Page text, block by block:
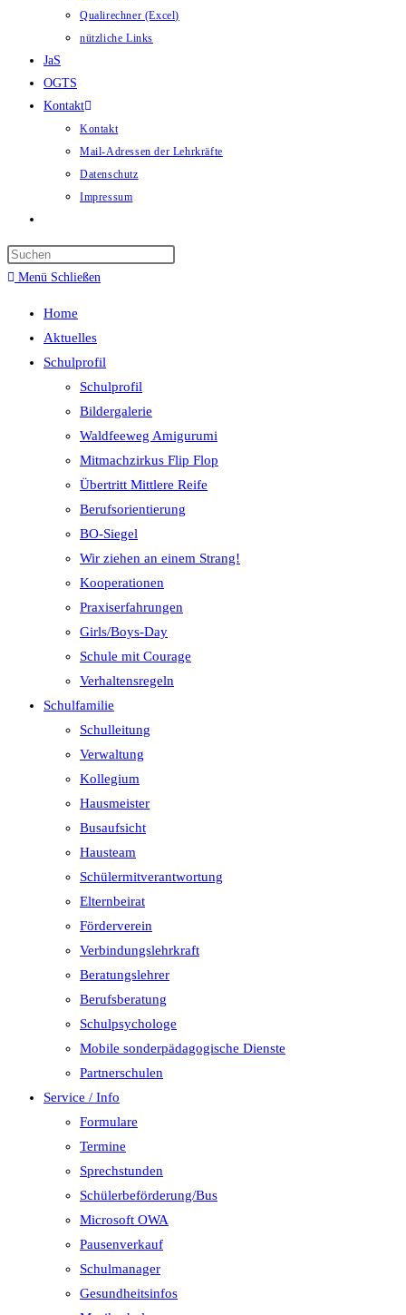
Qualirechner (Excel)
nützliche Links
JaS
OGTS
Kontakt
Kontakt
Mail-Adressen der Lehrkräfte
Datenschutz
Impressum
umschalten
Menü Schließen
Home
Aktuelles
Schulprofil
Schulprofil
Bildergalerie
Waldfeeweg Amigurumi
Mitmachzirkus Flip Flop
Übertritt Mittlere Reife
Berufsorientierung
BO-Siegel
Wir ziehen an einem Strang!
Kooperationen
Praxiserfahrungen
Girls/Boys-Day
Schule mit Courage
Verhaltensregeln
Schulfamilie
Schulleitung
Verwaltung
Kollegium
Hausmeister
Busaufsicht
Hausteam
Schülermitverantwortung
Elternbeirat
Förderverein
Verbindungslehrkraft
Beratungslehrer
Berufsberatung
Schulpsychologe
Mobile sonderpädagogische Dienste
Partnerschulen
Service / Info
Formulare
Termine
Sprechstunden
Schülerbeförderung/Bus
Microsoft OWA
Pausenverkauf
Schulmanager
Gesundheitsinfos